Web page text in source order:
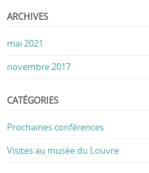
ARCHIVES
mai 2021
novembre 2017
CATÉGORIES
Prochaines conférences
Visites au musée du Louvre